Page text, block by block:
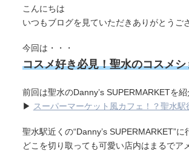
こんにちは
いつもブログを見ていただきありがとうご
今回は・・・
コスメ好き必見！聖水のコスメ
前回は聖水のDanny’s SUPERMARKETを紹
▶ スーパーマーケット風カフェ！？聖水駅
聖水駅近くの“Danny’s SUPERMARKET”に
どこを切り取っても可愛い店内はまるでア